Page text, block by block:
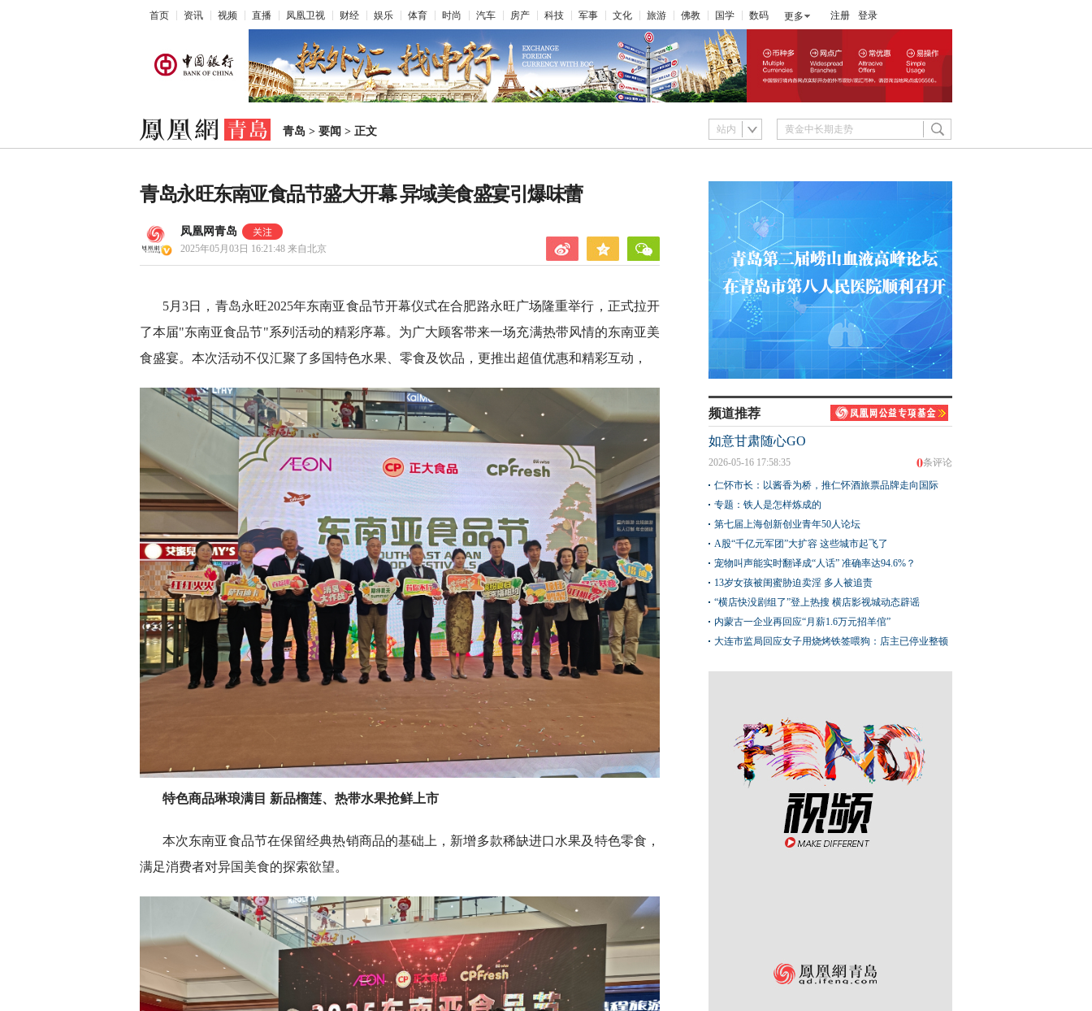
首页 资讯 视频 直播 凤凰卫视 财经 娱乐 体育 时尚 汽车 房产 科技 军事 文化 旅游 佛教 国学 数码 更多 注册 登录
青岛 > 要闻 > 正文 站内
青岛永旺东南亚食品节盛大开幕 异域美食盛宴引爆味蕾
凤凰网青岛
2025年05月03日 16:21:48 来自北京
5月3日，青岛永旺2025年东南亚食品节开幕仪式在合肥路永旺广场隆重举行，正式拉开
了本届"东南亚食品节"系列活动的精彩序幕。为广大顾客带来一场充满热带风情的东南亚美
食盛宴。本次活动不仅汇聚了多国特色水果、零食及饮品，更推出超值优惠和精彩互动，
特色商品琳琅满目 新品榴莲、热带水果抢鲜上市
本次东南亚食品节在保留经典热销商品的基础上，新增多款稀缺进口水果及特色零食，
满足消费者对异国美食的探索欲望。
频道推荐
如意甘肃随心GO
0条评论
2026-05-16 17:58:35
仁怀市长：以酱香为桥，推仁怀酒旅票品牌走向国际
专题：铁人是怎样炼成的
第七届上海创新创业青年50人论坛
A股“千亿元军团”大扩容 这些城市起飞了
宠物叫声能实时翻译成“人话” 准确率达94.6%？
13岁女孩被闺蜜胁迫卖淫 多人被追责
“横店快没剧组了”登上热搜 横店影视城动态辟谣
内蒙古一企业再回应“月薪1.6万元招羊倌”
大连市监局回应女子用烧烤铁签喂狗：店主已停业整顿